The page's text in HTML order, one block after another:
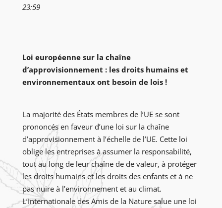
23:59
Loi européenne sur la chaîne
d’approvisionnement : les droits humains et
environnementaux ont besoin de lois !
La majorité des États membres de l’UE se sont
prononcés en faveur d’une loi sur la chaîne
d’approvisionnement à l’échelle de l’UE. Cette loi
oblige les entreprises à assumer la responsabilité,
tout au long de leur chaîne de de valeur, à protéger
les droits humains et les droits des enfants et à ne
pas nuire à l’environnement et au climat.
L’Internationale des Amis de la Nature salue une loi